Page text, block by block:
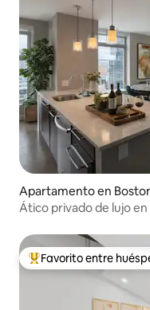
Apartamento en
Ático privado de lujo
Favorito entre
Favorito entre